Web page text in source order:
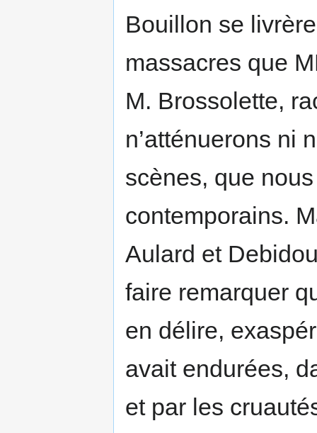
Bouillon se
massacres que
M. Brossolette,
n’atténuerons ni
scènes, que
contemporains.
Aulard et
faire remarquer
en délire,
avait endurées,
et par les